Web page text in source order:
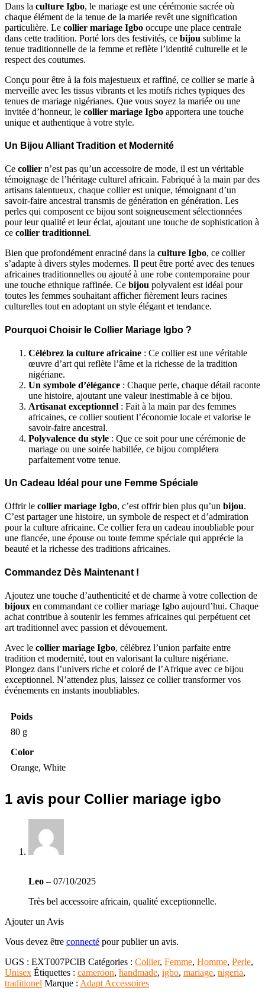
Dans la culture Igbo, le mariage est une cérémonie sacrée où
chaque élément de la tenue de la mariée revêt une signification
particulière. Le collier mariage Igbo occupe une place centrale
dans cette tradition. Porté lors des festivités, ce bijou sublime la
tenue traditionnelle de la femme et reflète l’identité culturelle et le
respect des coutumes.
Conçu pour être à la fois majestueux et raffiné, ce collier se marie à
merveille avec les tissus vibrants et les motifs riches typiques des
tenues de mariage nigérianes. Que vous soyez la mariée ou une
invitée d’honneur, le collier mariage Igbo apportera une touche
unique et authentique à votre style.
Un Bijou Alliant Tradition et Modernité
Ce collier n’est pas qu’un accessoire de mode, il est un véritable
témoignage de l’héritage culturel africain. Fabriqué à la main par des
artisans talentueux, chaque collier est unique, témoignant d’un
savoir-faire ancestral transmis de génération en génération. Les
perles qui composent ce bijou sont soigneusement sélectionnées
pour leur qualité et leur éclat, ajoutant une touche de sophistication à
ce collier traditionnel.
Bien que profondément enraciné dans la culture Igbo, ce collier
s’adapte à divers styles modernes. Il peut être porté avec des tenues
africaines traditionnelles ou ajouté à une robe contemporaine pour
une touche ethnique raffinée. Ce bijou polyvalent est idéal pour
toutes les femmes souhaitant afficher fièrement leurs racines
culturelles tout en adoptant un style élégant et tendance.
Pourquoi Choisir le Collier Mariage Igbo ?
Célébrez la culture africaine : Ce collier est une véritable
œuvre d’art qui reflète l’âme et la richesse de la tradition
nigériane.
Un symbole d’élégance : Chaque perle, chaque détail raconte
une histoire, ajoutant une valeur inestimable à ce bijou.
Artisanat exceptionnel : Fait à la main par des femmes
africaines, ce collier soutient l’économie locale et valorise le
savoir-faire ancestral.
Polyvalence du style : Que ce soit pour une cérémonie de
mariage ou une soirée habillée, ce bijou complétera
parfaitement votre tenue.
Un Cadeau Idéal pour une Femme Spéciale
Offrir le collier mariage Igbo, c’est offrir bien plus qu’un bijou.
C’est partager une histoire, un symbole de respect et d’admiration
pour la culture africaine. Ce collier fera un cadeau inoubliable pour
une fiancée, une épouse ou toute femme spéciale qui apprécie la
beauté et la richesse des traditions africaines.
Commandez Dès Maintenant !
Ajoutez une touche d’authenticité et de charme à votre collection de
bijoux en commandant ce collier mariage Igbo aujourd’hui. Chaque
achat contribue à soutenir les femmes africaines qui perpétuent cet
art traditionnel avec passion et dévouement.
Avec le collier mariage Igbo, célébrez l’union parfaite entre
tradition et modernité, tout en valorisant la culture nigériane.
Plongez dans l’univers riche et coloré de l’Afrique avec ce bijou
exceptionnel. N’attendez plus, laissez ce collier transformer vos
événements en instants inoubliables.
Poids
80 g
Color
Orange, White
1 avis pour Collier mariage igbo
Note
sur
5
Leo – 07/10/2025
Très bel accessoire africain, qualité exceptionnelle.
Ajouter un Avis
Vous devez être connecté pour publier un avis.
UGS : EXT007PCIB Catégories : Collier, Femme, Homme, Perle,
Unisex Étiquettes : cameroon, handmade, igbo, mariage, nigeria,
traditionel Marque : Adapt Accessoires